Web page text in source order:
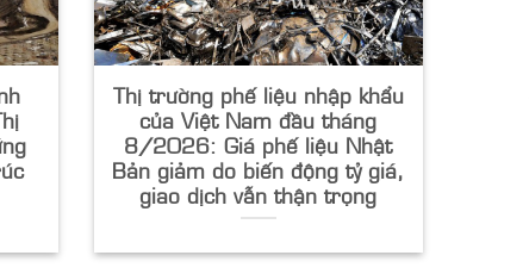
Thị trường phế liệu nhập khẩu
của Việt Nam đầu tháng
8/2026: Giá phế liệu Nhật
Bản giảm do biến động tỷ giá,
giao dịch vẫn thận trọng